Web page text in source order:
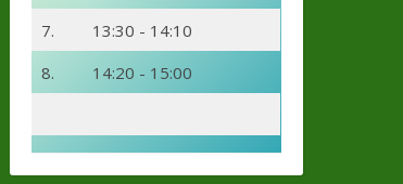
7.
13:30 - 14:10
8.
14:20 - 15:00